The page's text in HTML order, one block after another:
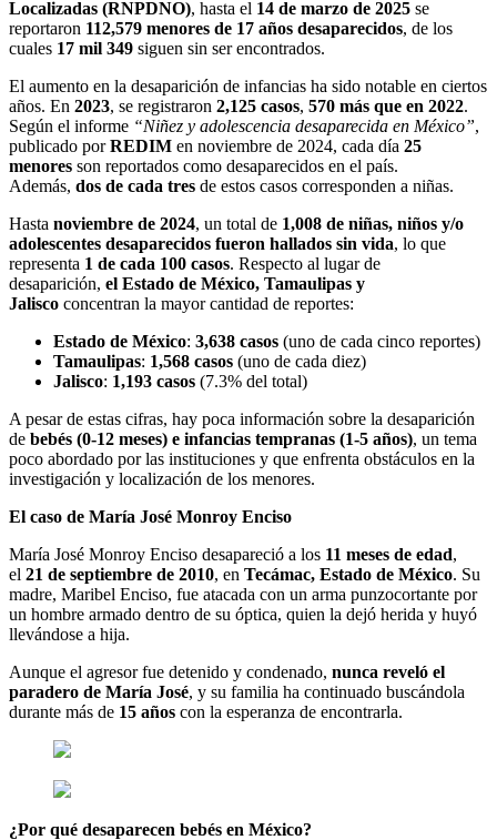
Localizadas (RNPDNO), hasta el 14 de marzo de 2025 se
reportaron 112,579 menores de 17 años desaparecidos, de los
cuales 17 mil 349 siguen sin ser encontrados.
El aumento en la desaparición de infancias ha sido notable en ciertos
años. En 2023, se registraron 2,125 casos, 570 más que en 2022.
Según el informe “Niñez y adolescencia desaparecida en México”,
publicado porREDIM en noviembre de 2024, cada día 25
menores son reportados como desaparecidos en el país.
Además, dos de cada tres de estos casos corresponden a niñas.
Hasta noviembre de 2024, un total de 1,008 de niñas, niños y/o
adolescentes desaparecidos fueron hallados sin vida, lo que
representa 1 de cada 100 casos. Respecto al lugar de
desaparición, el Estado de México, Tamaulipas y
Jalisco concentran la mayor cantidad de reportes:
Estado de México: 3,638 casos (uno de cada cinco reportes)
Tamaulipas: 1,568 casos (uno de cada diez)
Jalisco: 1,193 casos (7.3% del total)
A pesar de estas cifras, hay poca información sobre la desaparición
de bebés (0-12 meses) e infancias tempranas (1-5 años), un tema
poco abordado por las instituciones y que enfrenta obstáculos en la
investigación y localización de los menores.
El caso de María José Monroy Enciso
María José Monroy Enciso desapareció a los 11 meses de edad,
el 21 de septiembre de 2010, en Tecámac, Estado de México. Su
madre, Maribel Enciso, fue atacada con un arma punzocortante por
un hombre armado dentro de su óptica, quien la dejó herida y huyó
llevándose a hija.
Aunque el agresor fue detenido y condenado, nunca reveló el
paradero de María José, y su familia ha continuado buscándola
durante más de 15 años con la esperanza de encontrarla.
¿Por qué desaparecen bebés en México?